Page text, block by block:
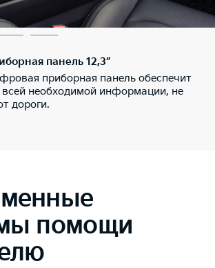
панель 12,3”
приборная панель обеспечит
всей необходимой информации, не
дороги.
помощи